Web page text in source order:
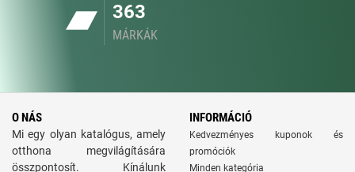
363
MÁRKÁK
O NÁS
Mi egy olyan katalógus, amely
otthona megvilágítására
összpontosít. Kínálunk
INFORMÁCIÓ
Kedvezményes kuponok és
promóciók
Minden kategória